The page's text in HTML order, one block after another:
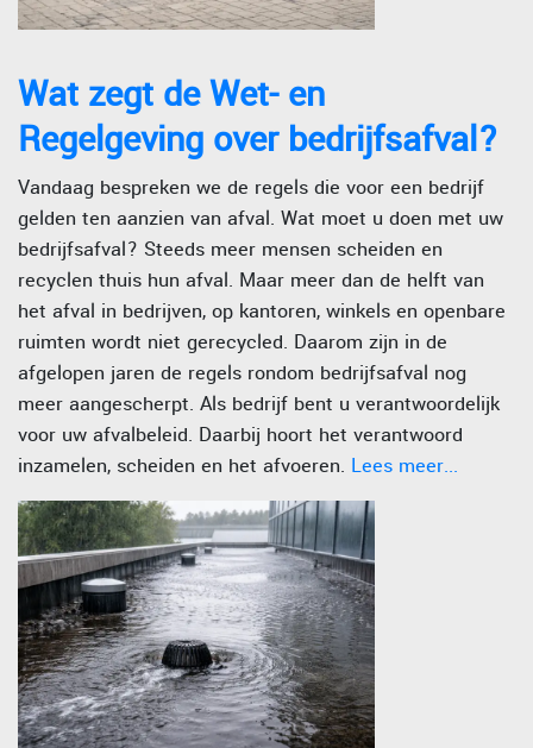
Wat zegt de Wet- en
Regelgeving over bedrijfsafval?
Vandaag bespreken we de regels die voor een bedrijf
gelden ten aanzien van afval. Wat moet u doen met uw
bedrijfsafval? Steeds meer mensen scheiden en
recyclen thuis hun afval. Maar meer dan de helft van
het afval in bedrijven, op kantoren, winkels en openbare
ruimten wordt niet gerecycled. Daarom zijn in de
afgelopen jaren de regels rondom bedrijfsafval nog
meer aangescherpt. Als bedrijf bent u verantwoordelijk
voor uw afvalbeleid. Daarbij hoort het verantwoord
inzamelen, scheiden en het afvoeren. Lees meer...